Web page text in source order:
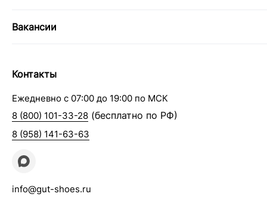
Вакансии
Контакты
Ежедневно с 07:00 до 19:00 по МСК
8 (800) 101-33-28 (бесплатно по РФ)
8 (958) 141-63-63
info@gut-shoes.ru